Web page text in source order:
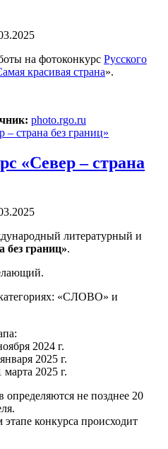
на фотоконкурс Русского
красивая страна».
photo.rgo.ru
«Север – страна
литературный и
без границ».
«СЛОВО» и
2024 г.
2025 г.
2025 г.
не позднее 20
конкурса происходит